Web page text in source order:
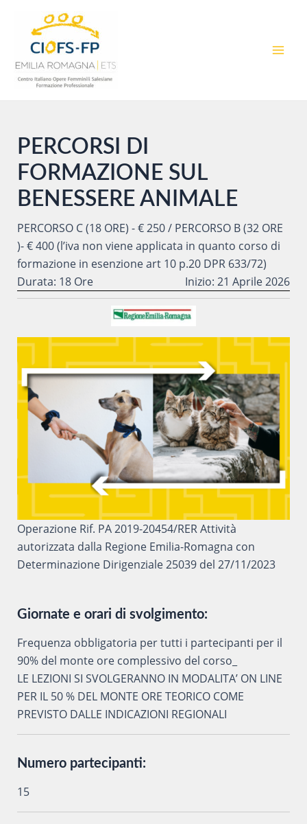
contenuto
PERCORSI DI
FORMAZIONE SUL
BENESSERE ANIMALE
PERCORSO C (18 ORE) - € 250 / PERCORSO B (32 ORE
)- € 400 (l’iva non viene applicata in quanto corso di
formazione in esenzione art 10 p.20 DPR 633/72)
Durata: 18 Ore
Inizio: 21 Aprile 2026
Operazione Rif. PA 2019-20454/RER Attività
autorizzata dalla Regione Emilia-Romagna con
Determinazione Dirigenziale 25039 del 27/11/2023
Giornate e orari di svolgimento:
Frequenza obbligatoria per tutti i partecipanti per il
90% del monte ore complessivo del corso_
LE LEZIONI SI SVOLGERANNO IN MODALITA’ ON LINE
PER IL 50 % DEL MONTE ORE TEORICO COME
PREVISTO DALLE INDICAZIONI REGIONALI
Numero partecipanti:
15